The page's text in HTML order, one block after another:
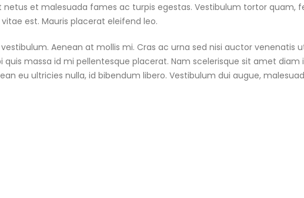
et malesuada fames ac turpis egestas. Vestibulum tortor quam,
est. Mauris placerat eleifend leo.
Aenean at mollis mi. Cras ac urna sed nisi auctor venenatis
massa id mi pellentesque placerat. Nam scelerisque sit amet
eu ultricies nulla, id bibendum libero. Vestibulum dui augue,